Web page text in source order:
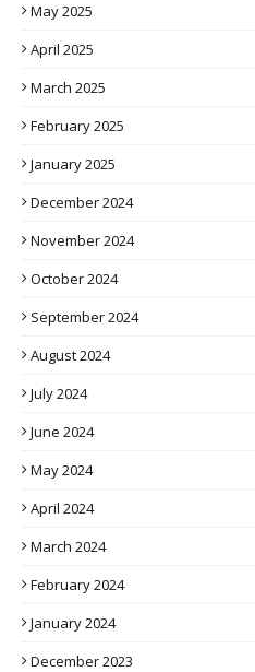
May 2025
April 2025
March 2025
February 2025
January 2025
December 2024
November 2024
October 2024
September 2024
August 2024
July 2024
June 2024
May 2024
April 2024
March 2024
February 2024
January 2024
December 2023